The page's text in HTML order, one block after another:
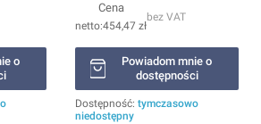
o
Cena
454,47 zł
bez VAT
Powiadom mnie o
dostępności
Dostępność: tymczasowo
niedostępny